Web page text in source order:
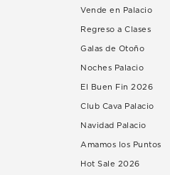
Vende en Palacio
Regreso a Clases
Galas de Otoño
Noches Palacio
El Buen Fin 2026
Club Cava Palacio
Navidad Palacio
Amamos los Puntos
Hot Sale 2026